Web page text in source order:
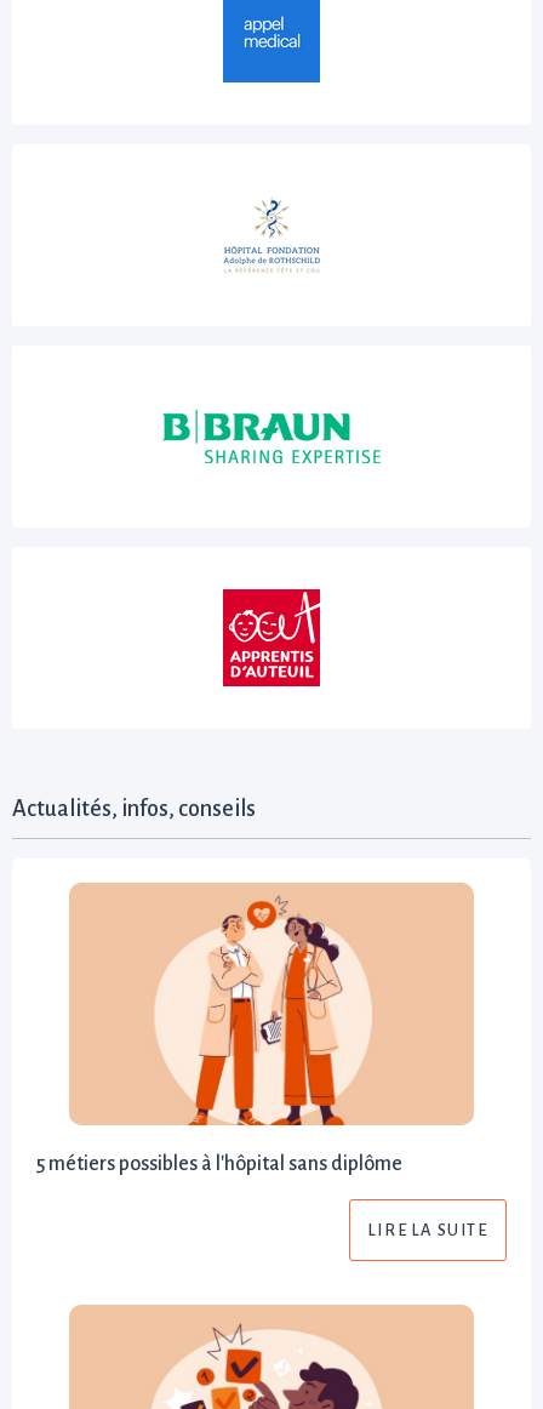
Actualités, infos, conseils
5 métiers possibles à l'hôpital sans diplôme
LIRE LA SUITE